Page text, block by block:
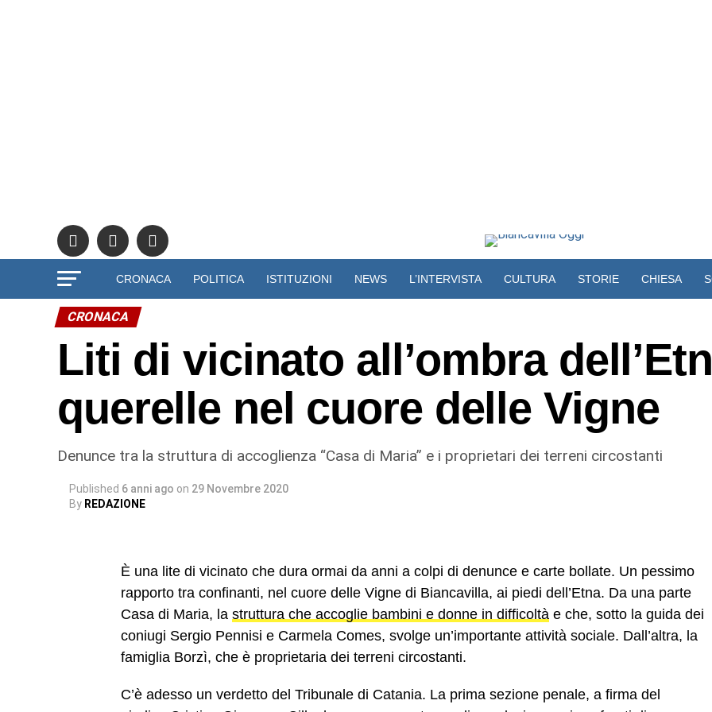
CRONACA POLITICA ISTITUZIONI NEWS L’INTERVISTA CULTURA STORIE CHIESA
CRONACA
Liti di vicinato all’ombra
querelle nel cuore delle Vigne
Denunce tra la struttura di accoglienza “Casa di Maria” e i proprietari dei terreni circostanti
Published 6 anni ago on 29 Novembre 2020
By REDAZIONE
È una lite di vicinato che dura ormai da anni a colpi di denunce e carte bollate. Un pessimo
rapporto tra confinanti, nel cuore delle Vigne di Biancavilla, ai piedi dell’Etna. Da una parte
Casa di Maria, la struttura che accoglie bambini e donne in difficoltà e che, sotto la guida dei
coniugi Sergio Pennisi e Carmela Comes, svolge un’importante attività sociale. Dall’altra, la
famiglia Borzì, che è proprietaria dei terreni circostanti.
C’è adesso un verdetto del Tribunale di Catania. La prima sezione penale, a firma del